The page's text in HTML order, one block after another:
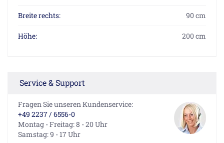
Breite rechts: 90 cm
Höhe: 200 cm
Service & Support
Fragen Sie unseren Kundenservice:
+49 2237 / 6556-0
Montag - Freitag: 8 - 20 Uhr
Samstag: 9 - 17 Uhr